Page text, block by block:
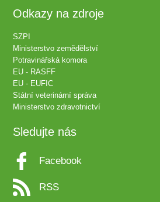
Odkazy na zdroje
SZPI
Ministerstvo zemědělství
Potravinářská komora
EU - RASFF
EU - EUFIC
Státní veterinární správa
Ministerstvo zdravotnictví
Sledujte nás
Facebook
RSS